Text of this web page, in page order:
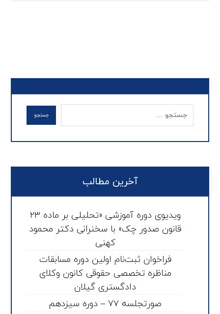
آخرین مطالب
ویدیوی دوره آموزشی «تحلیلی بر ماده ۲۳
قانون صدور چک» با سخنرانی دکتر محمود
کهنی
فراخوان ثبت‌نام اولین دوره مسابقات
مناظره تخصصی حقوقی کانون وکلای
دادگستری گیلان
صورتجلسه ۷۷ – دوره سیزدهم